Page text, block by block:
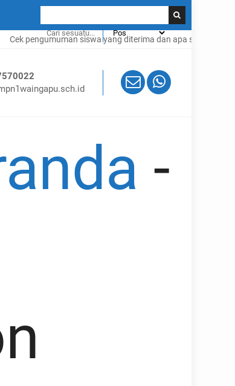
pengumuman siswa yang diterima dan apa saja syaratnya klik
-